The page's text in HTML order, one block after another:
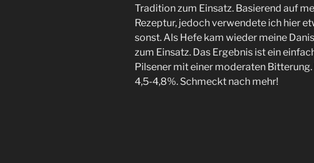
Tradition zum Einsatz. Basierend auf
Rezeptur, jedoch verwendete ich hier
sonst. Als Hefe kam wieder meine
zum Einsatz. Das Ergebnis ist ein
Pilsener mit einer moderaten
4,5-4,8%. Schmeckt nach mehr!